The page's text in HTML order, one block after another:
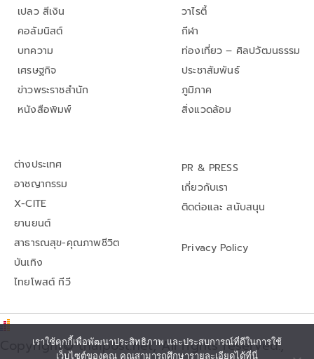
เปลว สีเงิน
คอลัมนิสต์
บทความ
เศรษฐกิจ
ข่าวพระราชสำนัก
หนังสือพิมพ์
วาไรตี้
กีฬา
ท่องเที่ยว – ศิลปวัฒนธรรม
ประชาสัมพันธ์
ภูมิภาค
สิ่งแวดล้อม
ต่างประเทศ
อาชญากรรม
X-CITE
ยานยนต์
สาธารณสุข-คุณภาพชีวิต
บันเทิง
ไทยโพสต์ ทีวี
PR & PRESS
เกี่ยวกับเรา
ติดต่อและ สนับสนุน
Privacy Policy
Copyright© thaipost.net, All rights reserved.,
เราใช้คุกกี้เพื่อพัฒนาประสิทธิภาพ และประสบการณ์ที่ดีในการใช้
เว็บไซต์ของคุณ คุณสามารถศึกษารายละเอียดได้ที่นี่